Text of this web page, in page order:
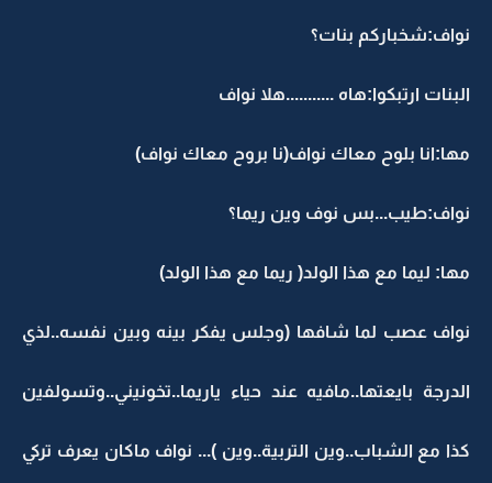
نواف:شخباركم بنات؟
البنات ارتبكوا:هاه ...........هلا نواف
مها:انا بلوح معاك نواف(نا بروح معاك نواف)
نواف:طيب...بس نوف وين ريما؟
مها: ليما مع هذا الولد( ريما مع هذا الولد)
نواف عصب لما شافها (وجلس يفكر بينه وبين نفسه..لذي
الدرجة بايعتها..مافيه عند حياء ياريما..تخونيني..وتسولفين
كذا مع الشباب..وين التربية..وين )... نواف ماكان يعرف تركي